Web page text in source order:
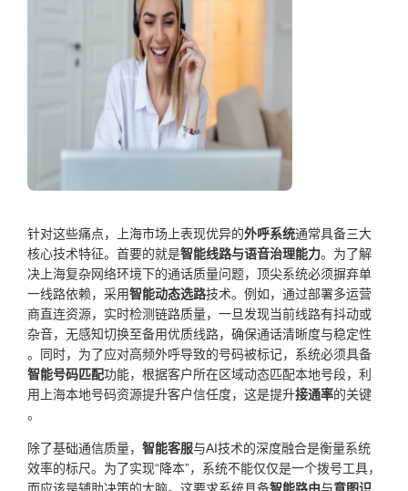
针对这些痛点，上海市场上表现优异的外呼系统通常具备三大
核心技术特征。首要的就是智能线路与语音治理能力。为了解
决上海复杂网络环境下的通话质量问题，顶尖系统必须摒弃单
一线路依赖，采用智能动态选路技术。例如，通过部署多运营
商直连资源，实时检测链路质量，一旦发现当前线路有抖动或
杂音，无感知切换至备用优质线路，确保通话清晰度与稳定性
。同时，为了应对高频外呼导致的号码被标记，系统必须具备
智能号码匹配功能，根据客户所在区域动态匹配本地号段，利
用上海本地号码资源提升客户信任度，这是提升接通率的关键
。
除了基础通信质量， 智能客服与AI技术的深度融合是衡量系统
效率的标尺。为了实现“降本”，系统不能仅仅是一个拨号工具，